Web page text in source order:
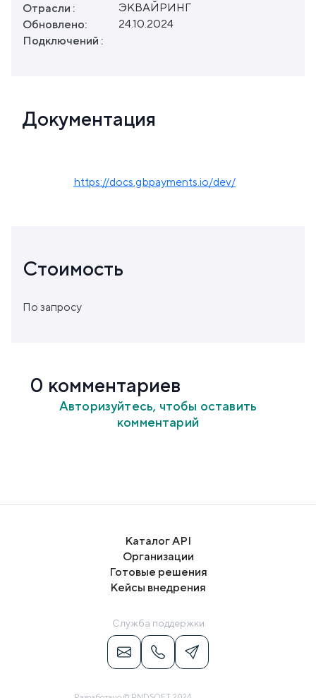
Отрасли :
ЭКВАЙРИНГ
Обновлено:
24.10.2024
Подключений :
Документация
https://docs.gbpayments.io/dev/
Стоимость
По запросу
0 комментариев
Авторизуйтесь, чтобы оставить
комментарий
Каталог API
Организации
Готовые решения
Кейсы внедрения
Служба поддержки